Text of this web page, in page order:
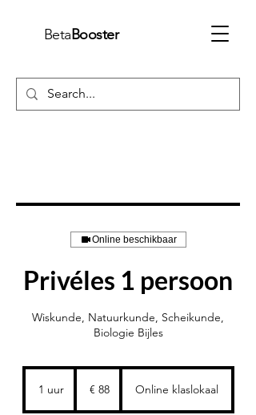
BetaBooster
Online beschikbaar
Privéles 1 persoon
Wiskunde, Natuurkunde, Scheikunde,
Biologie Bijles
1 uur1
€ 88 Online klaslokaal